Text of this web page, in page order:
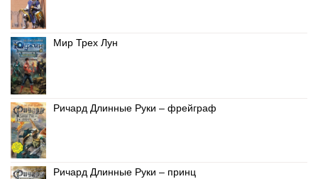
Мир Трех Лун
Ричард Длинные Руки – фрейграф
Ричард Длинные Руки – принц